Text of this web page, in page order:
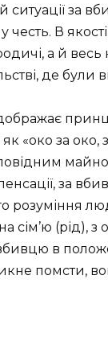
ситуації за
честь. В
родичі, а й
де були
«око за око,
за
розуміння
сім’ю
в
помсти,